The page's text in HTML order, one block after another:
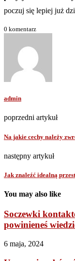
poczuj się lepiej już
0 komentarz
admin
poprzedni artykuł
Na jakie cechy należy
następny artykuł
Jak znaleźć idealną
You may also like
Soczewki
powinieneś
6 maja, 2024